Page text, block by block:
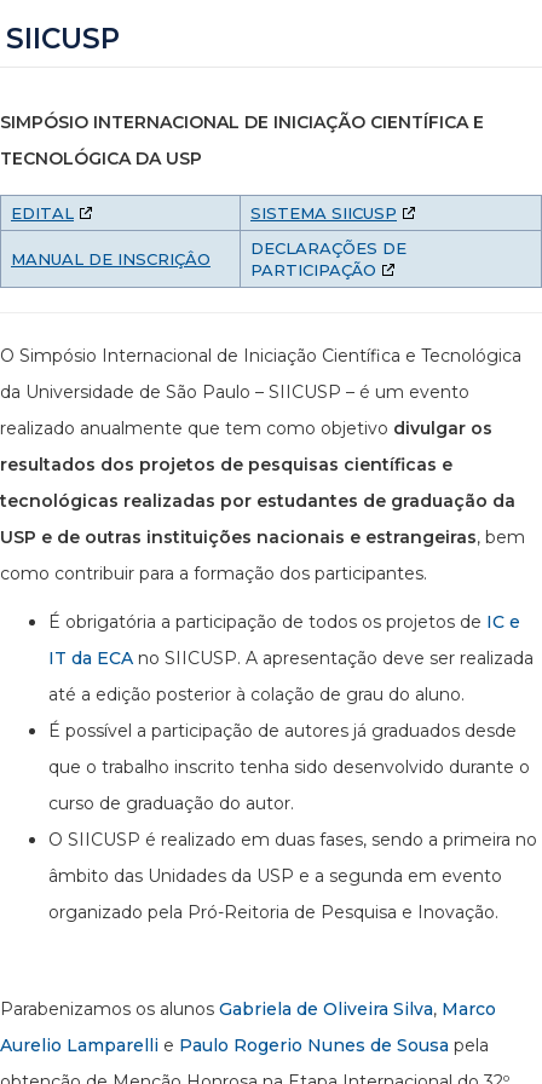
SIICUSP
SIMPÓSIO INTERNACIONAL DE INICIAÇÃO CIENTÍFICA E
TECNOLÓGICA DA USP
EDITAL SISTEMA SIICUSP
MANUAL DE INSCRIÇÂO
DECLARAÇÕES DE
PARTICIPAÇÃO
O Simpósio Internacional de Iniciação Científica e Tecnológica
da Universidade de São Paulo – SIICUSP – é um evento
realizado anualmente que tem como objetivo divulgar os
resultados dos projetos de pesquisas científicas e
tecnológicas realizadas por estudantes de graduação da
USP e de outras instituições nacionais e estrangeiras, bem
como contribuir para a formação dos participantes.
É obrigatória a participação de todos os projetos de IC e
IT da ECA no SIICUSP. A apresentação deve ser realizada
até a edição posterior à colação de grau do aluno.
É possível a participação de autores já graduados desde
que o trabalho inscrito tenha sido desenvolvido durante o
curso de graduação do autor.
O SIICUSP é realizado em duas fases, sendo a primeira no
âmbito das Unidades da USP e a segunda em evento
organizado pela Pró-Reitoria de Pesquisa e Inovação.
Parabenizamos os alunos Gabriela de Oliveira Silva, Marco
Aurelio Lamparelli e Paulo Rogerio Nunes de Sousa pela